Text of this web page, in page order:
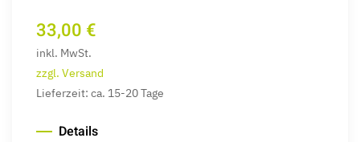
33,00 €
inkl. MwSt.
zzgl. Versand
Lieferzeit: ca. 15-20 Tage
Details